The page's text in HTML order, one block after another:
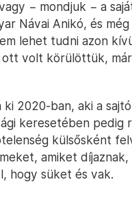
− mondjuk − a
Návai Anikó, és
lehet tudni azon
volt körülöttük,
2020-ban, aki a
keresetében pedig
külsősként
amiket
hogy süket és vak.